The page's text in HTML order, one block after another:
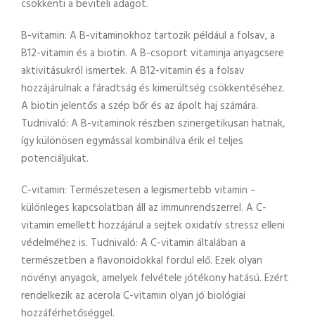
csökkenti a beviteli adagot.
B-vitamin: A B-vitaminokhoz tartozik például a folsav, a
B12-vitamin és a biotin. A B-csoport vitaminja anyagcsere
aktivitásukról ismertek. A B12-vitamin és a folsav
hozzájárulnak a fáradtság és kimerültség csökkentéséhez.
A biotin jelentős a szép bőr és az ápolt haj számára.
Tudnivaló: A B-vitaminok részben szinergetikusan hatnak,
így különösen egymással kombinálva érik el teljes
potenciáljukat.
C-vitamin: Természetesen a legismertebb vitamin –
különleges kapcsolatban áll az immunrendszerrel. A C-
vitamin emellett hozzájárul a sejtek oxidatív stressz elleni
védelméhez is. Tudnivaló: A C-vitamin általában a
természetben a flavonoidokkal fordul elő. Ezek olyan
növényi anyagok, amelyek felvétele jótékony hatású. Ezért
rendelkezik az acerola C-vitamin olyan jó biológiai
hozzáférhetőséggel.